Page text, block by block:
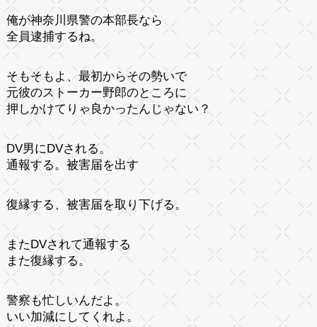
俺が神奈川県警の本部長なら
全員逮捕するね。
そもそもよ、最初からその勢いで
元彼のストーカー野郎のところに
押しかけてりゃ良かったんじゃない？
DV男にDVされる。
通報する。被害届を出す
復縁する、被害届を取り下げる。
またDVされて通報する
また復縁する。
警察も忙しいんだよ。
いい加減にしてくれよ。